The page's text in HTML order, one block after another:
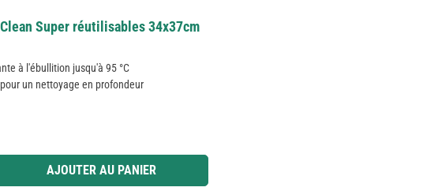
Super réutilisables 34x37cm
à l'ébullition jusqu'à 95 °C
un nettoyage en profondeur
souhaitée ou utilisez les boutons pour augmenter ou diminuer la quantité.
AJOUTER AU PANIER